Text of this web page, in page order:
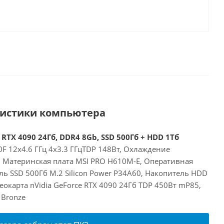
компьютера
4090 24Гб, DDR4 8Gb, SSD 500Гб + HDD 1Тб
12x4.6 ГГц 4x3.3 ГГцTDP 148Вт, Охлаждение
Материнская плата MSI PRO H610M-E, Оперативная
SSD 500Гб M.2 Silicon Power P34A60, Накопитель HDD
nVidia GeForce RTX 4090 24Гб TDP 450Вт mP85,